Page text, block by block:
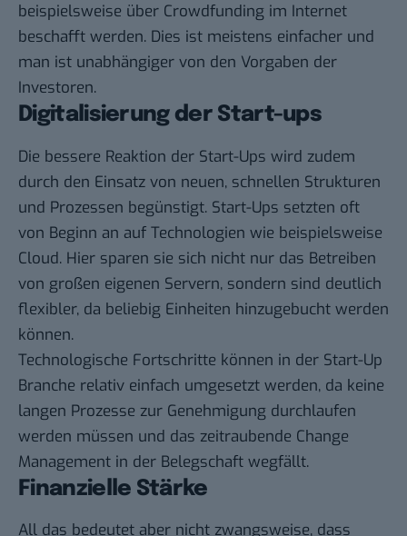
beispielsweise über Crowdfunding im Internet
beschafft werden. Dies ist meistens einfacher und
man ist unabhängiger von den Vorgaben der
Investoren.
Digitalisierung der Start-ups
Die bessere Reaktion der Start-Ups wird zudem
durch den Einsatz von neuen, schnellen Strukturen
und Prozessen begünstigt. Start-Ups setzten oft
von Beginn an auf Technologien wie beispielsweise
Cloud. Hier sparen sie sich nicht nur das Betreiben
von großen eigenen Servern, sondern sind deutlich
flexibler, da beliebig Einheiten hinzugebucht werden
können.
Technologische Fortschritte können in der Start-Up
Branche relativ einfach umgesetzt werden, da keine
langen Prozesse zur Genehmigung durchlaufen
werden müssen und das zeitraubende Change
Management in der Belegschaft wegfällt.
Finanzielle Stärke
All das bedeutet aber nicht zwangsweise, dass